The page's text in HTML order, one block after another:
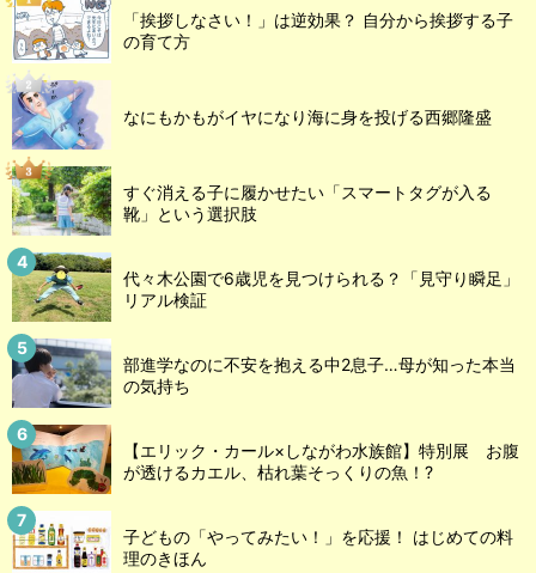
「挨拶しなさい！」は逆効果？ 自分から挨拶する子
の育て方
なにもかもがイヤになり海に身を投げる西郷隆盛
すぐ消える子に履かせたい「スマートタグが入る
靴」という選択肢
代々木公園で6歳児を見つけられる？「見守り瞬足」
リアル検証
部進学なのに不安を抱える中2息子…母が知った本当
の気持ち
【エリック・カール×しながわ水族館】特別展 お腹
が透けるカエル、枯れ葉そっくりの魚！?
子どもの「やってみたい！」を応援！ はじめての料
理のきほん